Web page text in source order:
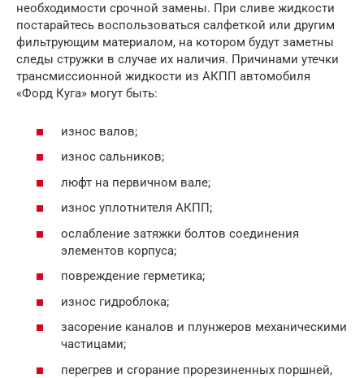
необходимости срочной замены. При сливе жидкости
постарайтесь воспользоваться салфеткой или другим
фильтрующим материалом, на котором будут заметны
следы стружки в случае их наличия. Причинами утечки
трансмиссионной жидкости из АКПП автомобиля
«Форд Куга» могут быть:
износ валов;
износ сальников;
люфт на первичном вале;
износ уплотнителя АКПП;
ослабление затяжки болтов соединения
элементов корпуса;
повреждение герметика;
износ гидроблока;
засорение каналов и плунжеров механическими
частицами;
перегрев и сгорание прорезиненных поршней,